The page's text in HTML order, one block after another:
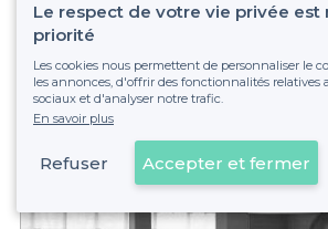
Sur devis
Voir sur la carte
Le respect de votre vie privée est
priorité
Les cookies nous permettent de personnaliser le
les annonces, d'offrir des fonctionnalités relatives
sociaux et d'analyser notre trafic.
En savoir plus
Refuser Accepter et fermer